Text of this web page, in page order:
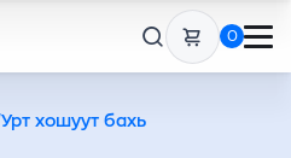
0
Урт хошуут бахь